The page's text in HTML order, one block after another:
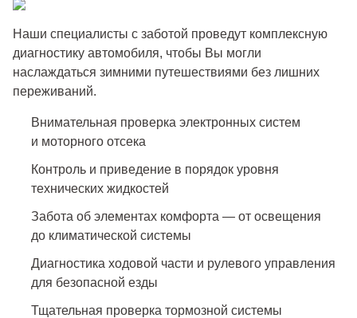
Наши специалисты с заботой проведут комплексную
диагностику автомобиля, чтобы Вы могли
наслаждаться зимними путешествиями без лишних
переживаний.
Внимательная проверка электронных систем
и моторного отсека
Контроль и приведение в порядок уровня
технических жидкостей
Забота об элементах комфорта — от освещения
до климатической системы
Диагностика ходовой части и рулевого управления
для безопасной езды
Тщательная проверка тормозной системы